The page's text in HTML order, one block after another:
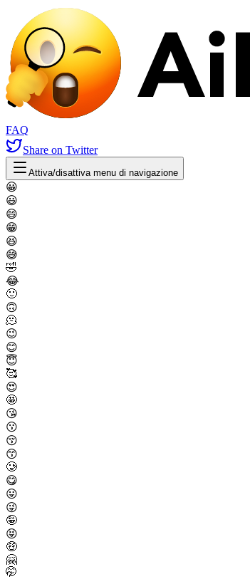
FAQ
Share on Twitter
Attiva/disattiva menu di navigazione
😀
😃
😄
😁
😆
😅
🤣
😂
🙂
🙃
🫠
😉
😊
😇
🥰
😍
🤩
😘
😗
😚
😙
🥲
😋
😛
😜
🤪
😝
🤑
🤗
🤭